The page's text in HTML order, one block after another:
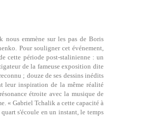
emmène sur les pas de Boris
Pour souligner cet événement,
cette période post-stalinienne : un
de la fameuse exposition dite
; douze de ses dessins inédits
leur inspiration de la même réalité
étroite avec la musique de
« Gabriel Tchalik a cette capacité à
s'écoule en un instant, le temps